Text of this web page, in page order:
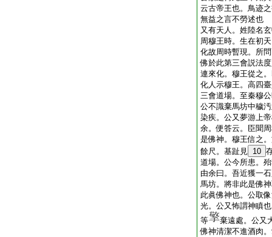
云古帝王也。鳥迹
無益之言不勞述也
又有天人。姓陸名
周穆王時。生在初
化故周時暫現。所
佛於此第三會説法
連來化。穆王從之
化人示穆王。高四
三會道場。至秦穆
公不識棄馬坊中穢
染疾。公又夢游上
余。便答云。臣聞
是佛神。穆王信之
餘尺。基趾見 10
道場。公今所患。
由余曰。吾近獲一
馬坊。將非此是佛
此眞佛神也。公取
光。公又怖謂神瞋
等
棄遠處。公又
佛神清潔不進酒肉